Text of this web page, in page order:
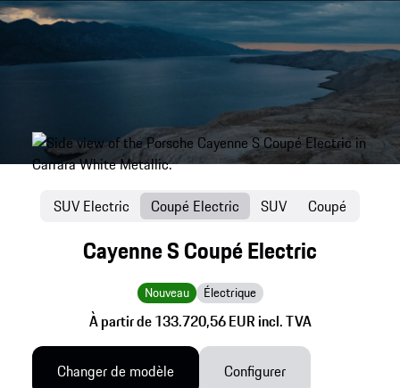
Cayenne S Coupé Electric
Nouveau Électrique
À partir de 133.720,56 EUR incl. TVA
SUV Electric Coupé Electric SUV Coupé
Changer de modèle Configurer